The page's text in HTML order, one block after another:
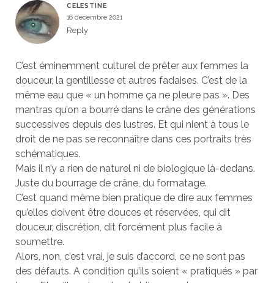
CELESTINE
16 décembre 2021
Reply
C’est éminemment culturel de prêter aux femmes la
douceur, la gentillesse et autres fadaises. C’est de la
même eau que « un homme ça ne pleure pas ». Des
mantras qu’on a bourré dans le crâne des générations
successives depuis des lustres. Et qui nient à tous le
droit de ne pas se reconnaître dans ces portraits très
schématiques.
Mais il n’y a rien de naturel ni de biologique là-dedans.
Juste du bourrage de crâne, du formatage.
C’est quand même bien pratique de dire aux femmes
qu’elles doivent être douces et réservées, qui dit
douceur, discrétion, dit forcément plus facile à
soumettre.
Alors, non, c’est vrai, je suis d’accord, ce ne sont pas
des défauts. A condition qu’ils soient « pratiqués » par